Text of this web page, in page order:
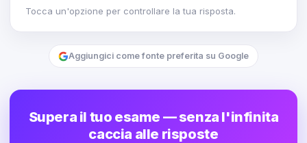
Tocca un'opzione per controllare la tua risposta.
Aggiungici come fonte preferita su Google
Supera il tuo esame — senza l'infinita
caccia alle risposte